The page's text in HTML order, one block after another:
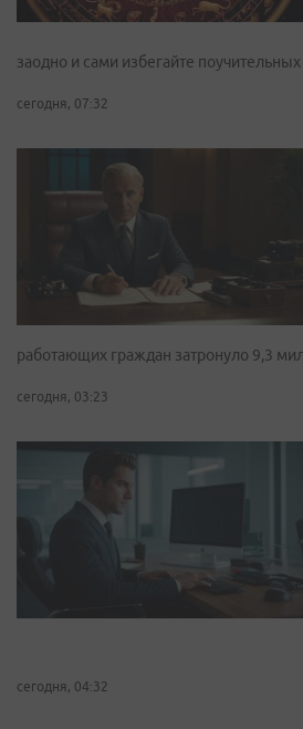
заодно и сами избегайте
сегодня, 07:32
работающих граждан затронуло 9,3
сегодня, 03:23
сегодня, 04:32